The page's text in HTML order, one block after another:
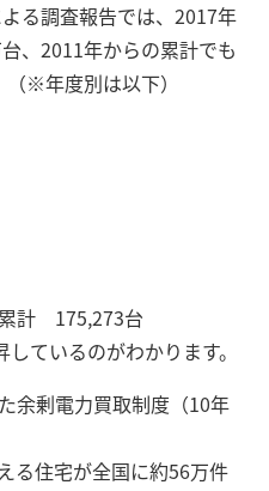
る調査報告では、2017年
、2011年からの累計でも
※年度別は以下）
175,273台
ているのがわかります。
余剰電力買取制度（10年
る住宅が全国に約56万件